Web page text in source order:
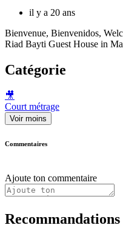
il y a 20 ans
Bienvenue, Bienvenidos,
Riad Bayti Guest House in
Catégorie
🎥
Court métrage
Voir moins
Commentaires
Ajoute ton commentaire
Recommandations